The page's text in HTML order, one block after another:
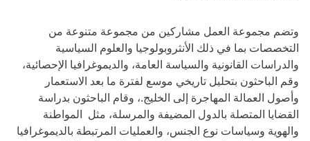
وتضم مجموعة العمل مشاركين من مجموعة متنوعة من
التخصصات بما في ذلك الأنثروبولوجيا والعلوم السياسية
والدراسات القانونية والسياسة العامة، والديموغرافيا الإحصائية،
وقم الباحثون بتحليل تاريخي موسع لفترة ما بعد الاستعمار
وأصول العمالة المهاجرة إلى الخليج.، وقام الباحثون بدراسة
القضايا المتصلة بالدول المضيفة والمرسلة، مثل المواطنة
والهوية وسياسات نوع الجنس، والعمليات المرتبطة بالديموغرافيا